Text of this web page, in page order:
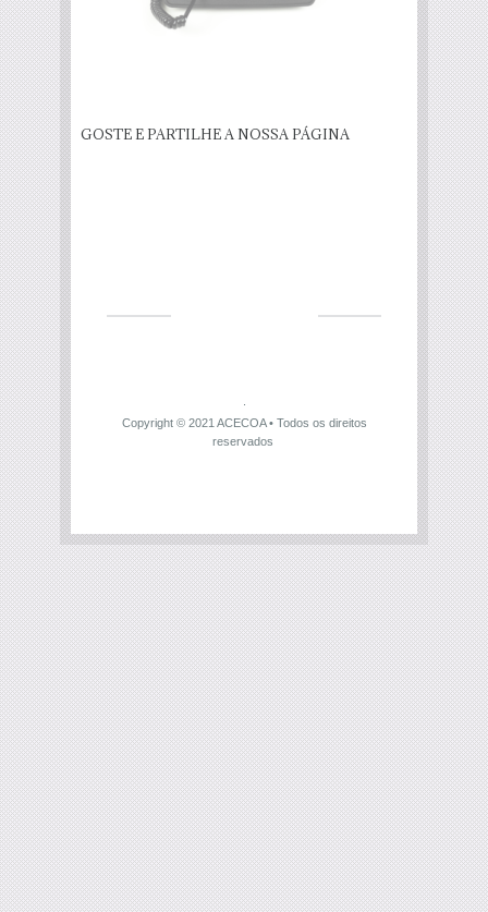
GOSTE E PARTILHE A NOSSA PÁGINA
Copyright © 2021 ACECOA• Todos os direitos
reservados